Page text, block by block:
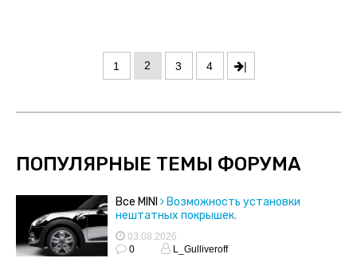
1 2 3 4 |
ПОПУЛЯРНЫЕ ТЕМЫ ФОРУМА
Все MINI
Возможность установки
нештатных покрышек.
03.08.2026
0
L_Gulliveroff